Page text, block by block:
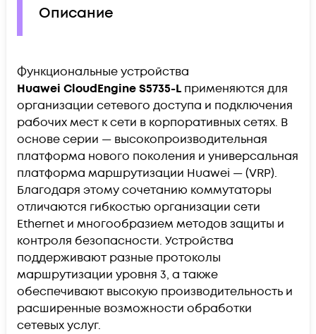
Описание
Функциональные устройства
Huawei CloudEngine S5735-L применяются для
организации сетевого доступа и подключения
рабочих мест к сети в корпоративных сетях. В
основе серии — высокопроизводительная
платформа нового поколения и универсальная
платформа маршрутизации Huawei — (VRP).
Благодаря этому сочетанию коммутаторы
отличаются гибкостью организации сети
Ethernet и многообразием методов защиты и
контроля безопасности. Устройства
поддерживают разные протоколы
маршрутизации уровня 3, а также
обеспечивают высокую производительность и
расширенные возможности обработки
сетевых услуг.